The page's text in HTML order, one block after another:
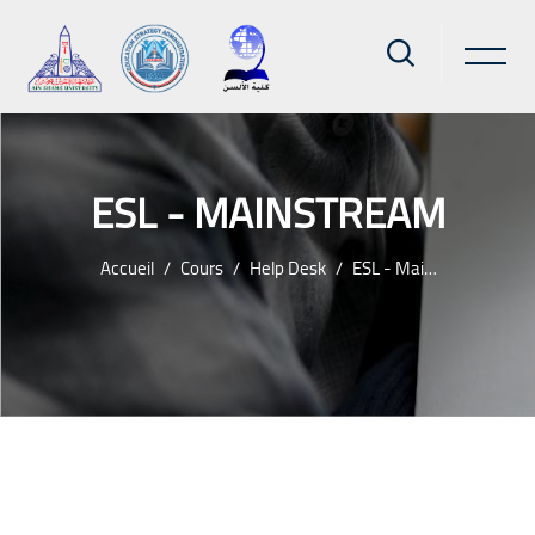
ESL - MAINSTREAM
Accueil Cours Help Desk ESL - Mainstream